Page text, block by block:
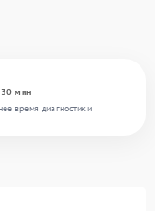
30 мин
время диагностики